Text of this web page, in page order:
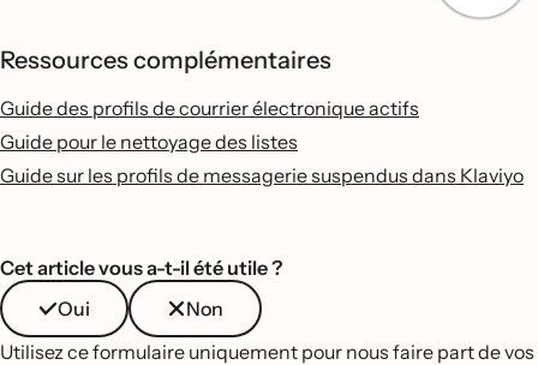
Ressources complémentaires
Guide des profils de courrier électronique actifs
Guide pour le nettoyage des listes
Guide sur les profils de messagerie suspendus dans Klaviyo
Cet article vous a-t-il été utile ?
Oui
Non
Utilisez ce formulaire uniquement pour nous faire part de vos